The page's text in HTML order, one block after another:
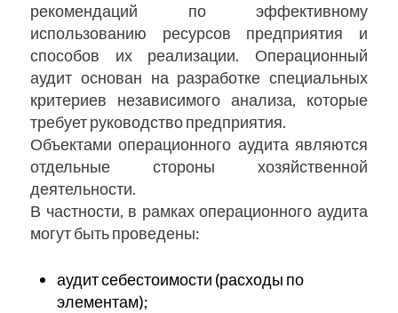
рекомендаций по эффективному
использованию ресурсов предприятия и
способов их реализации. Операционный
аудит основан на разработке специальных
критериев независимого анализа, которые
требует руководство предприятия.
Объектами операционного аудита являются
отдельные стороны хозяйственной
деятельности.
В частности, в рамках операционного аудита
могут быть проведены:
аудит себестоимости (расходы по
элементам);